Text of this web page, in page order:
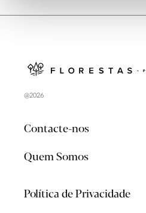
@2026
Contacte-nos
Quem Somos
Política de Privacidade